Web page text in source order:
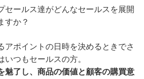
セールス達がどんなセールスを展開
すか？
アポイントの日時を決めるときでさ
いつもセールスの方。
魅了し、商品の価値と顧客の購買意